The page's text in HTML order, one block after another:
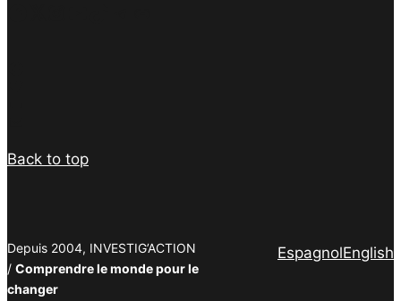
Back to top
Depuis 2004, INVESTIG’ACTION
/ Comprendre le monde pour le
changer
EspagnolEnglish